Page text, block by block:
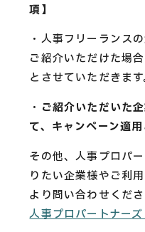
項】
・人事フリーランス
ご紹介いただけた場
とさせていただきます
・ ご紹介いただいた
て、キャンペーン適用
その他、人事プロパ
りたい企業様やご利
より問い合わせくださ
人事プロパートナー